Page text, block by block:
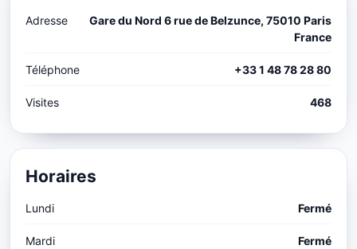
Adresse
Gare du Nord 6 rue de Belzunce, 75010 Paris
France
Téléphone +33 1 48 78 28 80
Visites 468
Horaires
Lundi Fermé
Mardi Fermé